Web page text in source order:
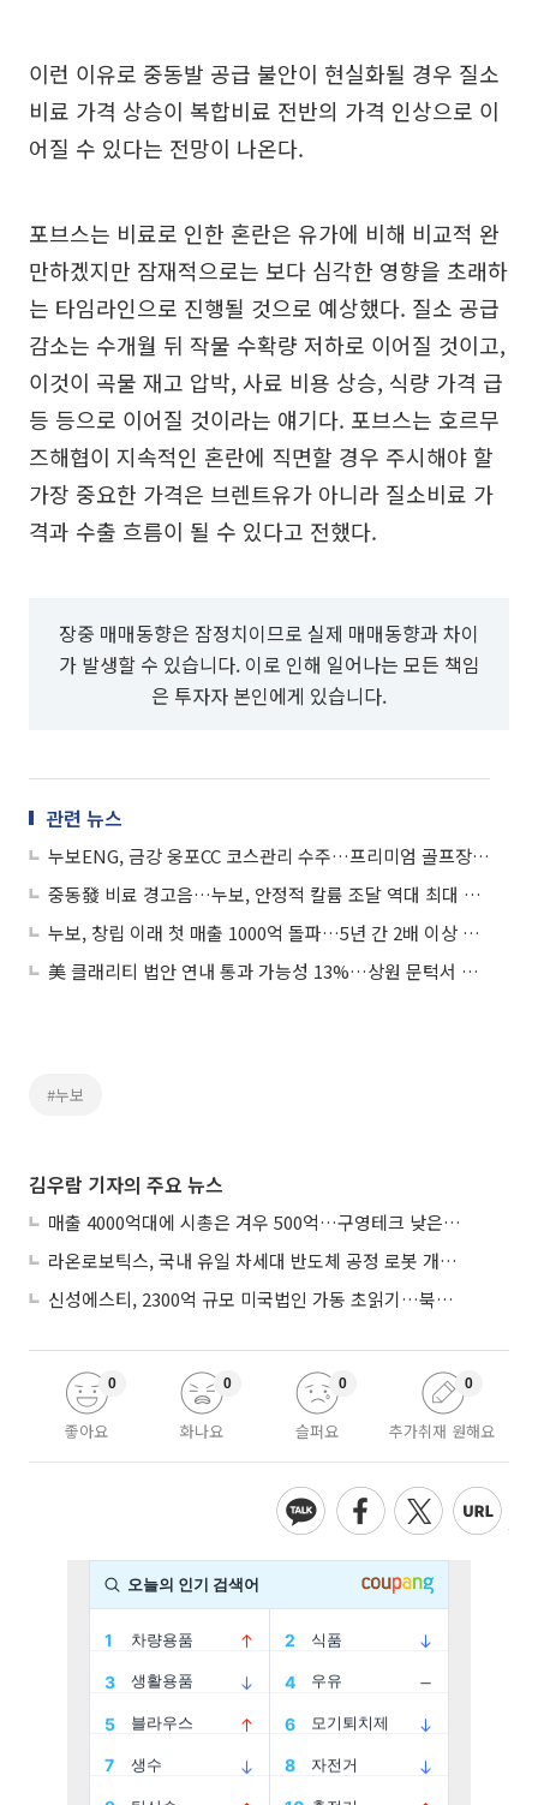
이런 이유로 중동발 공급 불안이 현실화될 경우 질소
비료 가격 상승이 복합비료 전반의 가격 인상으로 이
어질 수 있다는 전망이 나온다.
포브스는 비료로 인한 혼란은 유가에 비해 비교적 완
만하겠지만 잠재적으로는 보다 심각한 영향을 초래하
는 타임라인으로 진행될 것으로 예상했다. 질소 공급
감소는 수개월 뒤 작물 수확량 저하로 이어질 것이고,
이것이 곡물 재고 압박, 사료 비용 상승, 식량 가격 급
등 등으로 이어질 것이라는 얘기다. 포브스는 호르무
즈해협이 지속적인 혼란에 직면할 경우 주시해야 할
가장 중요한 가격은 브렌트유가 아니라 질소비료 가
격과 수출 흐름이 될 수 있다고 전했다.
장중 매매동향은 잠정치이므로 실제 매매동향과 차이
가 발생할 수 있습니다. 이로 인해 일어나는 모든 책임
은 투자자 본인에게 있습니다.
관련 뉴스
누보ENG, 금강 웅포CC 코스관리 수주…프리미엄 골프장 공략
중동發 비료 경고음…누보, 안정적 칼륨 조달 역대 최대 계약 이상무
누보, 창립 이래 첫 매출 1000억 돌파…5년 간 2배 이상 고속 성장
美 클래리티 법안 연내 통과 가능성 13%…상원 문턱서 제동
#누보
김우람 기자의 주요 뉴스
매출 4000억대에 시총은 겨우 500억…구영테크 낮은 몸값에 저가 승계 마무리
라온로보틱스, 국내 유일 차세대 반도체 공정 로봇 개발 ‘고객사 테스트 진행’
신성에스티, 2300억 규모 미국법인 가동 초읽기…북미 ESS 공략 본격화
좋아요
0
화나요
0
슬퍼요
0
추가취재 원해요
0